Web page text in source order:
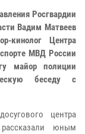
Росгвардии
Вадим Матвеев
кинолог Центра
МВД России
майор полиции
беседу с
центра
юным